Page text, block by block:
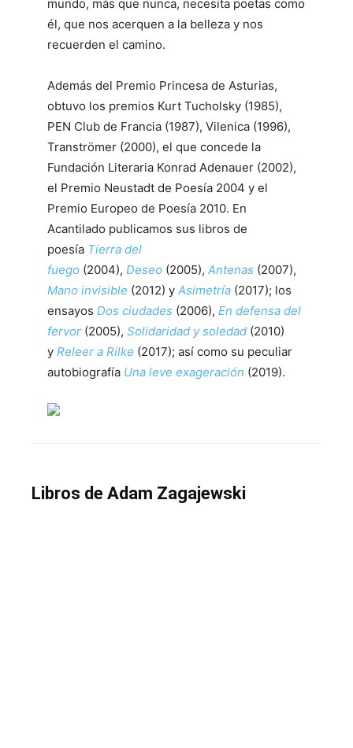
mundo, más que nunca, necesita poetas como
él, que nos acerquen a la belleza y nos
recuerden el camino.
Además del Premio Princesa de Asturias,
obtuvo los premios Kurt Tucholsky (1985),
PEN Club de Francia (1987), Vilenica (1996),
Tranströmer (2000), el que concede la
Fundación Literaria Konrad Adenauer (2002),
el Premio Neustadt de Poesía 2004 y el
Premio Europeo de Poesía 2010. En
Acantilado publicamos sus libros de
poesía Tierra del
fuego (2004), Deseo (2005), Antenas (2007),
Mano invisible (2012) y Asimetría (2017); los
ensayos Dos ciudades (2006), En defensa del
fervor (2005), Solidaridad y soledad (2010)
y Releer a Rilke (2017); así como su peculiar
autobiografía Una leve exageración (2019).
Libros de Adam Zagajewski